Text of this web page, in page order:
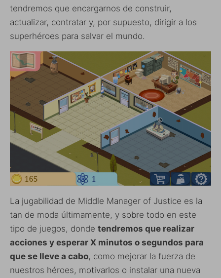
tendremos que encargarnos de construir,
actualizar, contratar y, por supuesto, dirigir a los
superhéroes para salvar el mundo.
La jugabilidad de Middle Manager of Justice es la
tan de moda últimamente, y sobre todo en este
tipo de juegos, donde tendremos que realizar
acciones y esperar X minutos o segundos para
que se lleve a cabo, como mejorar la fuerza de
nuestros héroes, motivarlos o instalar una nueva